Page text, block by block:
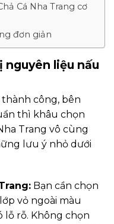
Cá Nha Trang cơ
đơn giản
nguyên liệu nấu
công, bên
thì khâu chọn
Trang vô cùng
lưu ý nhỏ dưới
Bạn cần chọn
vỏ ngoài màu
lỗ rỗ. Không chọn